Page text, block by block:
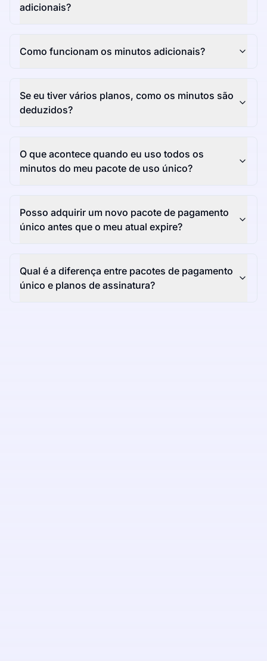
adicionais?
Como funcionam os minutos adicionais?
Se eu tiver vários planos, como os minutos são
deduzidos?
O que acontece quando eu uso todos os
minutos do meu pacote de uso único?
Posso adquirir um novo pacote de pagamento
único antes que o meu atual expire?
Qual é a diferença entre pacotes de pagamento
único e planos de assinatura?